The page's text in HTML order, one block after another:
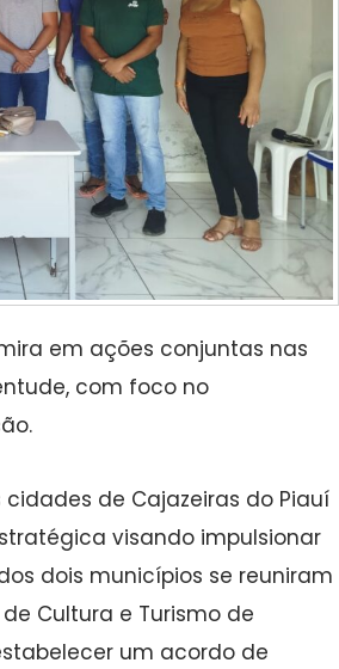
em ações conjuntas nas
com foco no
de Cajazeiras do Piauí
visando impulsionar
dois municípios se reuniram
Cultura e Turismo de
um acordo de